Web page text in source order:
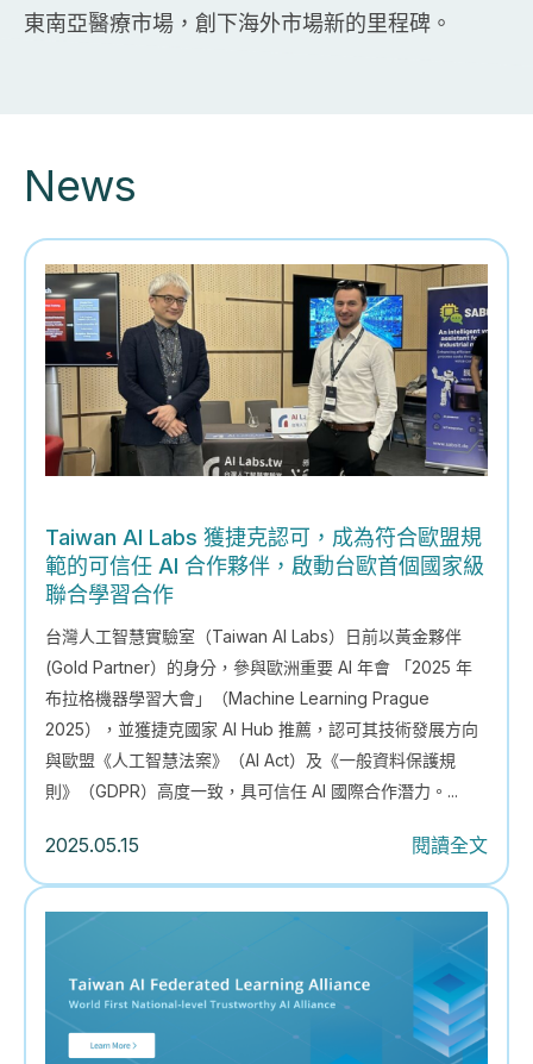
東南亞醫療市場，創下海外市場新的里程碑。
News
Taiwan AI Labs 獲捷克認可，成為符合歐盟規
範的可信任 AI 合作夥伴，啟動台歐首個國家級
聯合學習合作
台灣人工智慧實驗室（Taiwan AI Labs）日前以黃金夥伴
(Gold Partner）的身分，參與歐洲重要 AI 年會 「2025 年
布拉格機器學習大會」（Machine Learning Prague
2025），並獲捷克國家 AI Hub 推薦，認可其技術發展方向
與歐盟《人工智慧法案》（AI Act）及《一般資料保護規
則》（GDPR）高度一致，具可信任 AI 國際合作潛力。...
2025.05.15 閱讀全文